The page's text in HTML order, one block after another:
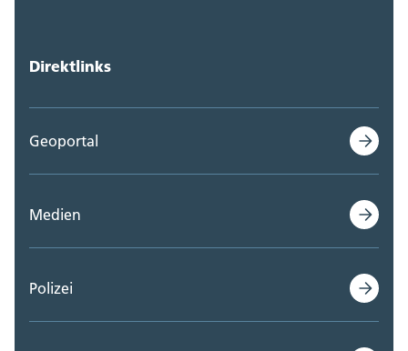
Direktlinks
Geoportal
Medien
Polizei